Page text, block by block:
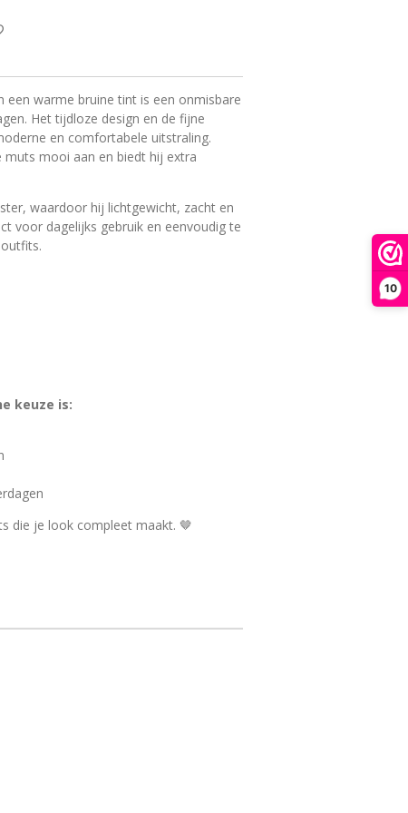
10
een warme bruine tint is een onmisbare
Het tijdloze design en de fijne
en comfortabele uitstraling.
muts mooi aan en biedt hij extra
waardoor hij lichtgewicht, zacht en
voor dagelijks gebruik en eenvoudig te
keuze is:
die je look compleet maakt. 🤎